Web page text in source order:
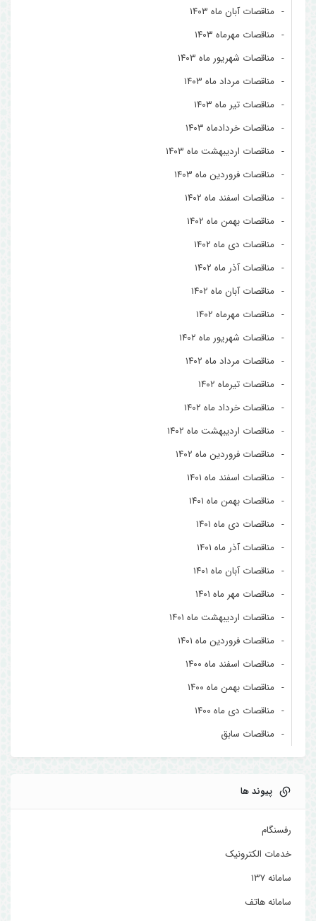
مناقصات آبان ماه ۱۴۰۳
مناقصات مهرماه ۱۴۰۳
مناقصات شهریور ماه ۱۴۰۳
مناقصات مرداد ماه ۱۴۰۳
مناقصات تیر ماه ۱۴۰۳
مناقصات خردادماه ۱۴۰۳
مناقصات اردیبهشت ماه ۱۴۰۳
مناقصات فروردین ماه ۱۴۰۳
مناقصات اسفند ماه ۱۴۰۲
مناقصات بهمن ماه ۱۴۰۲
مناقصات دی ماه ۱۴۰۲
مناقصات آذر ماه ۱۴۰۲
مناقصات آبان ماه ۱۴۰۲
مناقصات مهرماه ۱۴۰۲
مناقصات شهریور ماه ۱۴۰۲
مناقصات مرداد ماه ۱۴۰۲
مناقصات تیرماه ۱۴۰۲
مناقصات خرداد ماه ۱۴۰۲
مناقصات اردیبهشت ماه ۱۴۰۲
مناقصات فروردین ماه ۱۴۰۲
مناقصات اسفند ماه ۱۴۰۱
مناقصات بهمن ماه ۱۴۰۱
مناقصات دی ماه ۱۴۰۱
مناقصات آذر ماه ۱۴۰۱
مناقصات آبان ماه ۱۴۰۱
مناقصات مهر ماه ۱۴۰۱
مناقصات اردیبهشت ماه ۱۴۰۱
مناقصات فروردین ماه ۱۴۰۱
مناقصات اسفند ماه ۱۴۰۰
مناقصات بهمن ماه ۱۴۰۰
مناقصات دی ماه ۱۴۰۰
مناقصات سابق
پیوند ها
رفسنگام
خدمات الکترونیک
سامانه ۱۳۷
سامانه هاتف